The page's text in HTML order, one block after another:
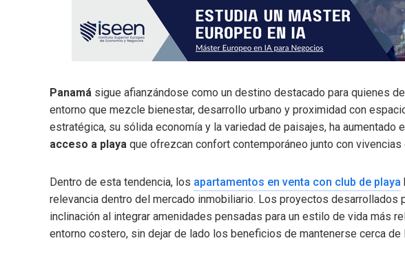
Panamá sigue afianzándose como un destino destacado para quienes
entorno que mezcle bienestar, desarrollo urbano y proximidad con
estratégica, su sólida economía y la variedad de paisajes, ha aumentado
acceso a playa que ofrezcan confort contemporáneo junto con
Dentro de esta tendencia, los apartamentos en venta con club de playa
relevancia dentro del mercado inmobiliario. Los proyectos desarrollados
inclinación al integrar amenidades pensadas para un estilo de vida más
entorno costero, sin dejar de lado los beneficios de mantenerse cerca de